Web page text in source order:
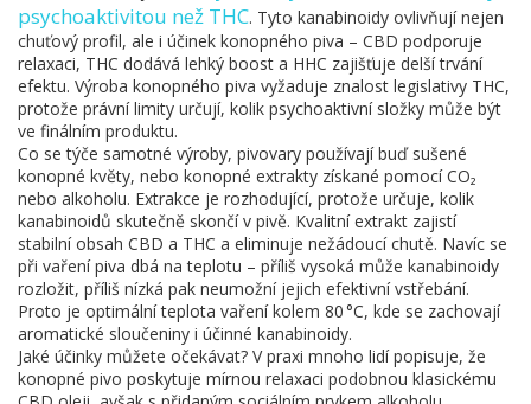
psychoaktivitou než THC. Tyto kanabinoidy ovlivňují nejen
chuťový profil, ale i účinek konopného piva – CBD podporuje
relaxaci, THC dodává lehký boost a HHC zajišťuje delší trvání
efektu. Výroba konopného piva vyžaduje znalost legislativy THC,
protože právní limity určují, kolik psychoaktivní složky může být
ve finálním produktu.
Co se týče samotné výroby, pivovary používají buď sušené
konopné květy, nebo konopné extrakty získané pomocí CO₂
nebo alkoholu. Extrakce je rozhodující, protože určuje, kolik
kanabinoidů skutečně skončí v pivě. Kvalitní extrakt zajistí
stabilní obsah CBD a THC a eliminuje nežádoucí chutě. Navíc se
při vaření piva dbá na teplotu – příliš vysoká může kanabinoidy
rozložit, příliš nízká pak neumožní jejich efektivní vstřebání.
Proto je optimální teplota vaření kolem 80 °C, kde se zachovají
aromatické sloučeniny i účinné kanabinoidy.
Jaké účinky můžete očekávat? V praxi mnoho lidí popisuje, že
konopné pivo poskytuje mírnou relaxaci podobnou klasickému